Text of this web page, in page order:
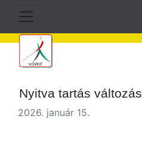
Nyitva tartás változás
2026. január 15.